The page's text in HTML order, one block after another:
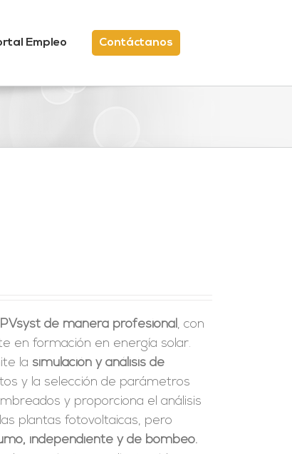
Empleo Contáctanos
PVsyst de manera profesional, con
en formación en energía solar.
la simulación y análisis de
y la selección de parámetros
y proporciona el análisis
plantas fotovoltaicas, pero
independiente y de bombeo.